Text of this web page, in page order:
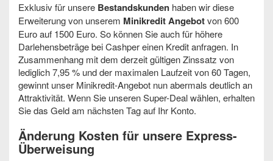
Exklusiv für unsere Bestandskunden haben wir diese
Erweiterung von unserem Minikredit Angebotvon 600
Euro auf 1500 Euro. So können Sie auch für höhere
Darlehensbeträge bei Cashper einen Kredit anfragen. In
Zusammenhang mit dem derzeit gültigen Zinssatz von
lediglich 7,95 % und der maximalen Laufzeit von 60 Tagen,
gewinnt unser Minikredit-Angebot nun abermals deutlich an
Attraktivität. Wenn Sie unseren Super-Deal wählen, erhalten
Sie das Geld am nächsten Tag auf Ihr Konto.
Änderung Kosten für unsere Express-
Überweisung